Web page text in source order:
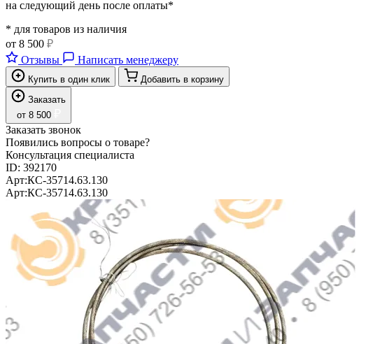
на следующий день после оплаты*
* для товаров из наличия
от 8 500 ₽
Отзывы
Написать менеджеру
Купить в один клик
Добавить в корзину
Заказать
от 8 500
Заказать звонок
Появились вопросы о товаре?
Консультация специалиста
ID: 392170
Арт:КС-35714.63.130
Арт:КС-35714.63.130